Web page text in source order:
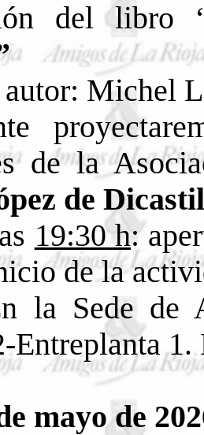
del libro
autor: Michel
de la
de
19:30 h:
de la
la Sede de
Entreplanta 1.
mayo de